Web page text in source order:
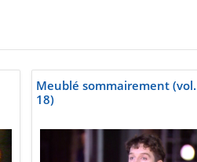
Meublé sommairement (vol.
18)